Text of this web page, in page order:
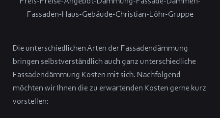
Die unterschiedlichen Arten der Fassadendämmung
bringen selbstverständlich auch ganz unterschiedliche
Fassadendämmung Kosten mit sich. Nachfolgend
möchten wir Ihnen die zu erwartenden Kosten gerne kurz
vorstellen: